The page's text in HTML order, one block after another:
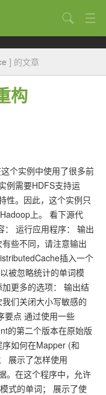
搜索
] 的文章
构
个实例中使用了很多前
例需要HDFS支持运
性。因此，这个实例只
上。 看下源代
： 运行应用程序： 输出
些不同，请注意输出
插入一个
被忽略统计的单词模
更多的选项： 输出结
们关闭大小写敏感的
要点 通过使用一些
的第二个版本在原始版
如何在Mapper (和
展示了怎样使用
。在这个程序中，允许
式的单词； 展示了使